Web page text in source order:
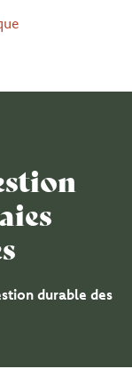
durable des